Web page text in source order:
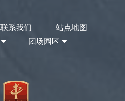
联系我们
站点地图
团场园区